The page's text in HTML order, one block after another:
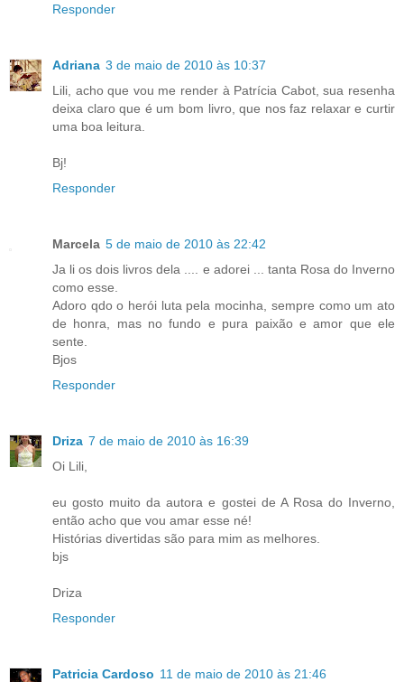
Responder
Adriana 3 de maio de 2010 às 10:37
Lili, acho que vou me render à Patrícia Cabot, sua resenha
deixa claro que é um bom livro, que nos faz relaxar e curtir
uma boa leitura.
Bj!
Responder
Marcela 5 de maio de 2010 às 22:42
Ja li os dois livros dela .... e adorei ... tanta Rosa do Inverno
como esse.
Adoro qdo o herói luta pela mocinha, sempre como um ato
de honra, mas no fundo e pura paixão e amor que ele
sente.
Bjos
Responder
Driza 7 de maio de 2010 às 16:39
Oi Lili,
eu gosto muito da autora e gostei de A Rosa do Inverno,
então acho que vou amar esse né!
Histórias divertidas são para mim as melhores.
bjs
Driza
Responder
Patricia Cardoso 11 de maio de 2010 às 21:46